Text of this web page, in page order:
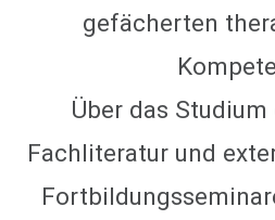
gefächerten
Über das
Fachliteratur und